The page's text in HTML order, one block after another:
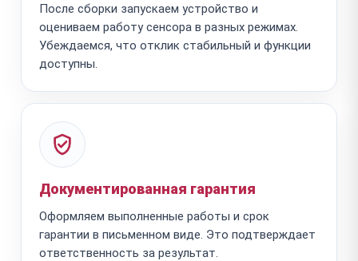
После сборки запускаем устройство и
оцениваем работу сенсора в разных режимах.
Убеждаемся, что отклик стабильный и функции
доступны.
Документированная гарантия
Оформляем выполненные работы и срок
гарантии в письменном виде. Это подтверждает
ответственность за результат.